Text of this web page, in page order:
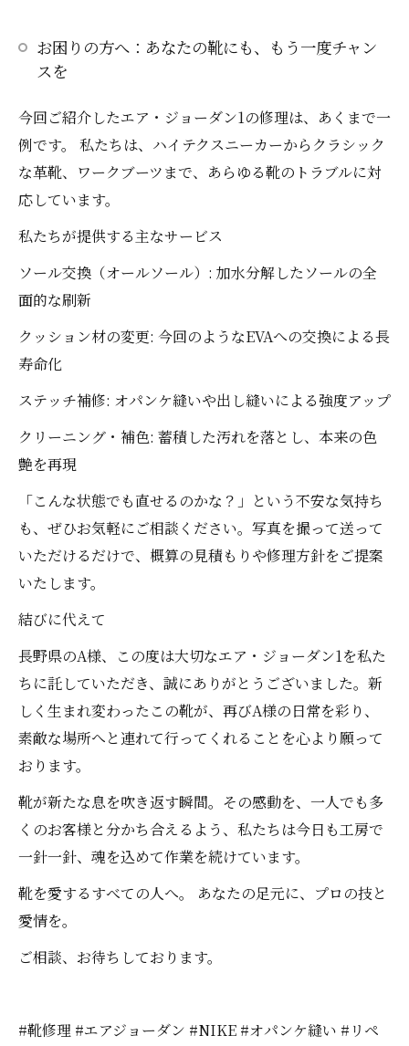
お困りの方へ：あなたの靴にも、もう一度チャン
スを
今回ご紹介したエア・ジョーダン1の修理は、あくまで一
例です。 私たちは、ハイテクスニーカーからクラシック
な革靴、ワークブーツまで、あらゆる靴のトラブルに対
応しています。
私たちが提供する主なサービス
ソール交換（オールソール）: 加水分解したソールの全
面的な刷新
クッション材の変更: 今回のようなEVAへの交換による長
寿命化
ステッチ補修: オパンケ縫いや出し縫いによる強度アップ
クリーニング・補色: 蓄積した汚れを落とし、本来の色
艶を再現
「こんな状態でも直せるのかな？」という不安な気持ち
も、ぜひお気軽にご相談ください。写真を撮って送って
いただけるだけで、概算の見積もりや修理方針をご提案
いたします。
結びに代えて
長野県のA様、この度は大切なエア・ジョーダン1を私た
ちに託していただき、誠にありがとうございました。新
しく生まれ変わったこの靴が、再びA様の日常を彩り、
素敵な場所へと連れて行ってくれることを心より願って
おります。
靴が新たな息を吹き返す瞬間。その感動を、一人でも多
くのお客様と分かち合えるよう、私たちは今日も工房で
一針一針、魂を込めて作業を続けています。
靴を愛するすべての人へ。 あなたの足元に、プロの技と
愛情を。
ご相談、お待ちしております。
#靴修理 #エアジョーダン #NIKE #オパンケ縫い #リペ